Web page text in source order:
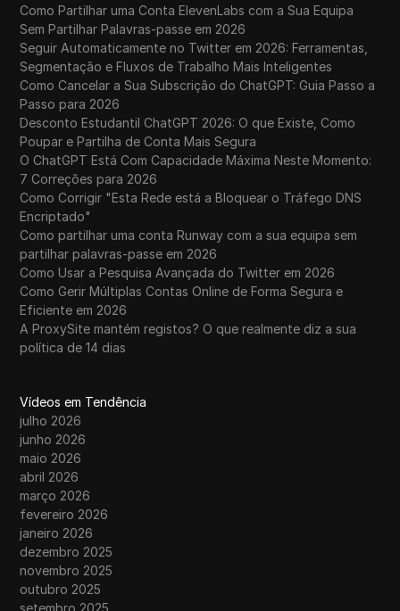
Como Partilhar uma Conta ElevenLabs com a Sua Equipa
Sem Partilhar Palavras-passe em 2026
Seguir Automaticamente no Twitter em 2026: Ferramentas,
Segmentação e Fluxos de Trabalho Mais Inteligentes
Como Cancelar a Sua Subscrição do ChatGPT: Guia Passo a
Passo para 2026
Desconto Estudantil ChatGPT 2026: O que Existe, Como
Poupar e Partilha de Conta Mais Segura
O ChatGPT Está Com Capacidade Máxima Neste Momento:
7 Correções para 2026
Como Corrigir "Esta Rede está a Bloquear o Tráfego DNS
Encriptado"
Como partilhar uma conta Runway com a sua equipa sem
partilhar palavras-passe em 2026
Como Usar a Pesquisa Avançada do Twitter em 2026
Como Gerir Múltiplas Contas Online de Forma Segura e
Eficiente em 2026
A ProxySite mantém registos? O que realmente diz a sua
política de 14 dias
Vídeos em Tendência
julho 2026
junho 2026
maio 2026
abril 2026
março 2026
fevereiro 2026
janeiro 2026
dezembro 2025
novembro 2025
outubro 2025
setembro 2025